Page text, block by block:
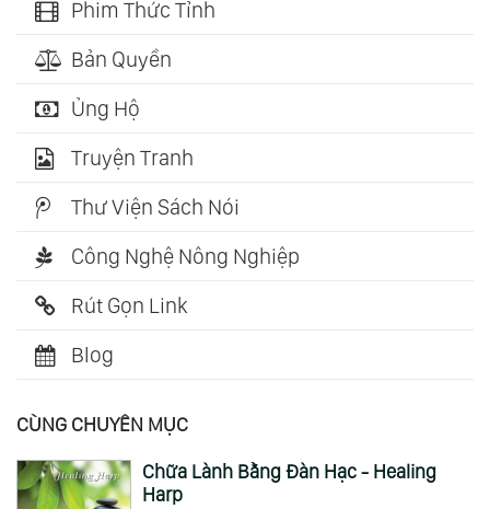
Phim Thức Tỉnh
Bản Quyền
Ủng Hộ
Truyện Tranh
Thư Viện Sách Nói
Công Nghệ Nông Nghiệp
Rút Gọn Link
Blog
CÙNG CHUYÊN MỤC
Chữa Lành Bằng Đàn Hạc - Healing
Harp